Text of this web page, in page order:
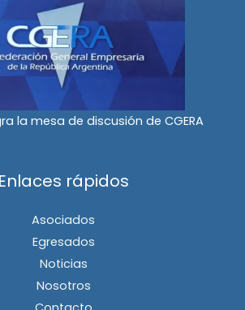
la mesa de discusión de CGERA
Enlaces rápidos
Asociados
Egresados
Noticias
Nosotros